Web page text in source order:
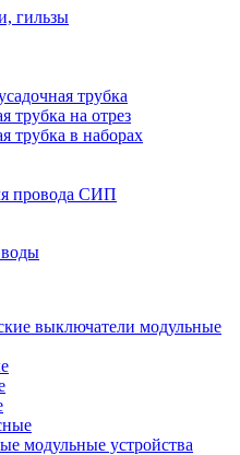
гильзы
трубка
трубка на отрез
трубка в наборах
провода СИП
выключатели модульные
модульные устройства